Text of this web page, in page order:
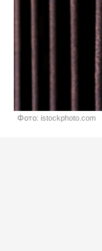
Фото: istockphoto.com